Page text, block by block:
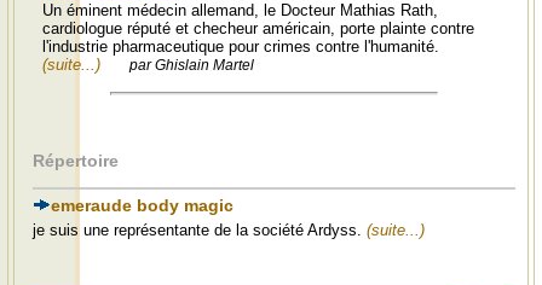
Un éminent médecin allemand, le Docteur Mathias Rath,
cardiologue réputé et checheur américain, porte plainte contre
l'industrie pharmaceutique pour crimes contre l'humanité.
(suite...)
par Ghislain Martel
Répertoire
emeraude body magic
je suis une représentante de la société Ardyss. (suite...)